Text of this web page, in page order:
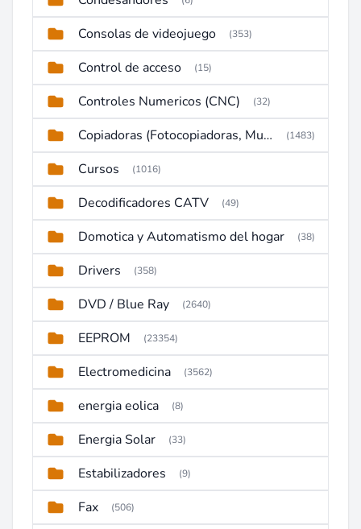
Consolas de videojuego (353)
Control de acceso (15)
Controles Numericos (CNC) (32)
Copiadoras (Fotocopiadoras, Multifunctions, Ploter, etc) (1483)
Cursos (1016)
Decodificadores CATV (49)
Domotica y Automatismo del hogar (38)
Drivers (358)
DVD / Blue Ray (2640)
EEPROM (23354)
Electromedicina (3562)
energia eolica (8)
Energia Solar (33)
Estabilizadores (9)
Fax (506)